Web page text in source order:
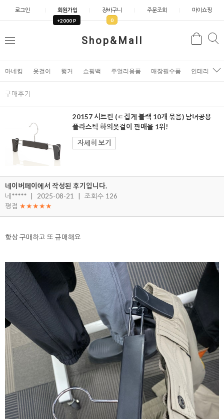
로그인 회원가입
+2000 P
장바구니
0
주문조회 마이쇼핑
Shop&Mall
메
검
마네킹 옷걸이 행거 쇼핑백 주얼리용품 매장필수품 인테리어소
구매후기
20157 시트린 (ㄷ집게 블랙 10개 묶음) 남녀공용
플라스틱 하의옷걸이 판매율 1위!
자세히 보기
네이버페이에서 작성된 후기입니다.
네*****
2025-08-21
조회수 126
평점 ★★★★★
항상 구매하고 또 규매해요